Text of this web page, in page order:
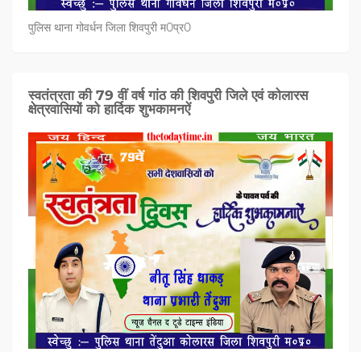
पुलिस थाना गोवर्धन जिला शिवपुरी म0प्र0
स्वतंत्रता की 79 वीं वर्ष गांठ की शिवपुरी जिले एवं कोलारस
क्षेत्रवासियों को हार्दिक शुभकामनऐं